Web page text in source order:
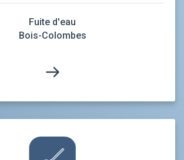
Fuite d'eau
Bois-Colombes